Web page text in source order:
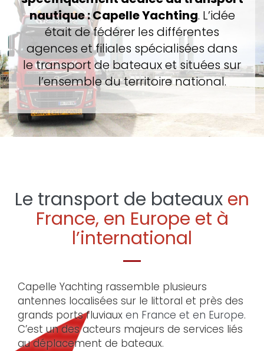
nautique : Capelle Yachting. L’idée
était de fédérer les différentes
agences et filiales spécialisées dans
le transport de bateaux et situées sur
l’ensemble du territoire national.
Le transport de bateaux en
France, en Europe et à
l’international
Capelle Yachting rassemble plusieurs
antennes localisées sur le littoral et près des
grands ports fluviaux en France et en Europe.
C’est un des acteurs majeurs de services liés
au déplacement de bateaux.